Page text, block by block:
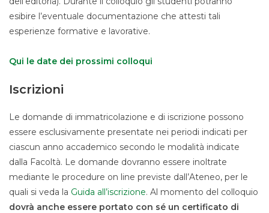
esibire l’eventuale documentazione che attesti tali
esperienze formative e lavorative.
Qui le date dei prossimi colloqui
Iscrizioni
Le domande di immatricolazione e di iscrizione possono
essere esclusivamente presentate nei periodi indicati per
ciascun anno accademico secondo le modalità indicate
dalla Facoltà. Le domande dovranno essere inoltrate
mediante le procedure on line previste dall’Ateneo, per le
quali si veda la Guida all’iscrizione. Al momento del colloquio
dovrà anche essere portato con sé un certificato di